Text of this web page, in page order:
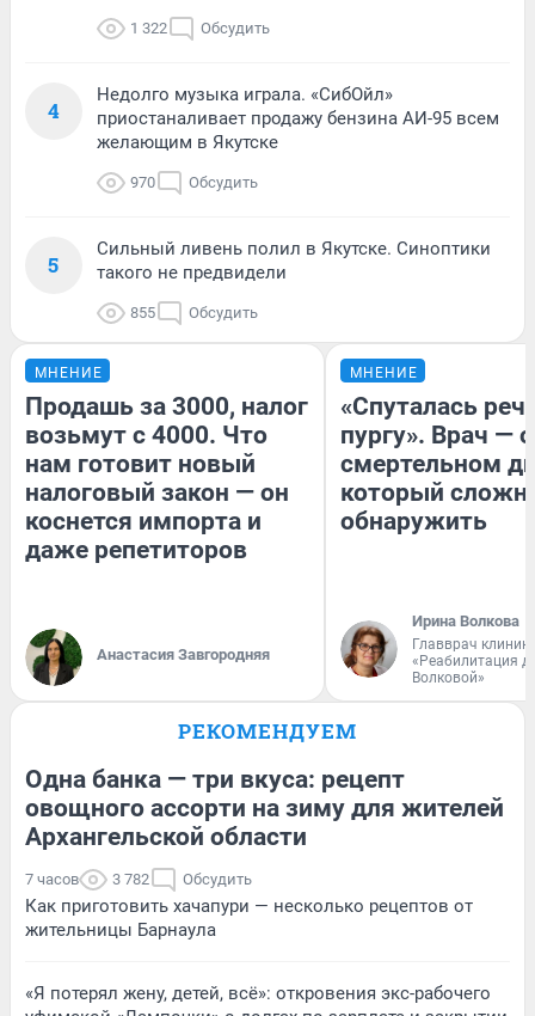
1 322 Обсудить
4
Недолго музыка играла. «СибОйл»
приостаналивает продажу бензина АИ-95 всем
желающим в Якутске
970 Обсудить
5
Сильный ливень полил в Якутске. Синоптики
такого не предвидели
855 Обсудить
МНЕНИЕ
Продашь за 3000, налог
возьмут с 4000. Что
нам готовит новый
налоговый закон — он
коснется импорта и
даже репетиторов
Анастасия Завгородняя
МНЕНИЕ
«Спуталась
пургу». Врач — о
смертельном
который
обнаружить
Ирина Волкова
Главврач
«Реабилитация
Волковой»
РЕКОМЕНДУЕМ
Одна банка — три вкуса: рецепт
овощного ассорти на зиму для жителей
Архангельской области
7 часов 3 782 Обсудить
Как приготовить хачапури — несколько рецептов от
жительницы Барнаула
«Я потерял жену, детей, всё»: откровения экс-рабочего